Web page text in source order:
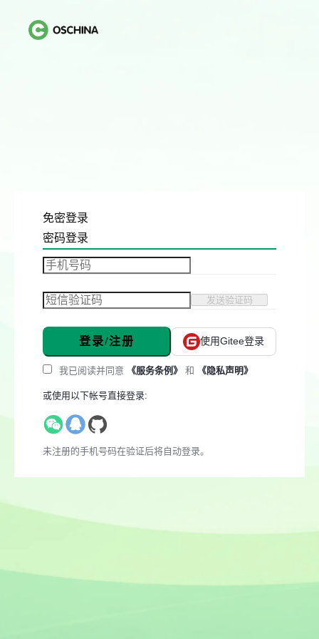
免密登录
密码登录
发送验证码
登录/注册 使用Gitee登录
我已阅读并同意 《服务条例》 和 《隐私声明》
或使用以下帐号直接登录:
未注册的手机号码在验证后将自动登录。